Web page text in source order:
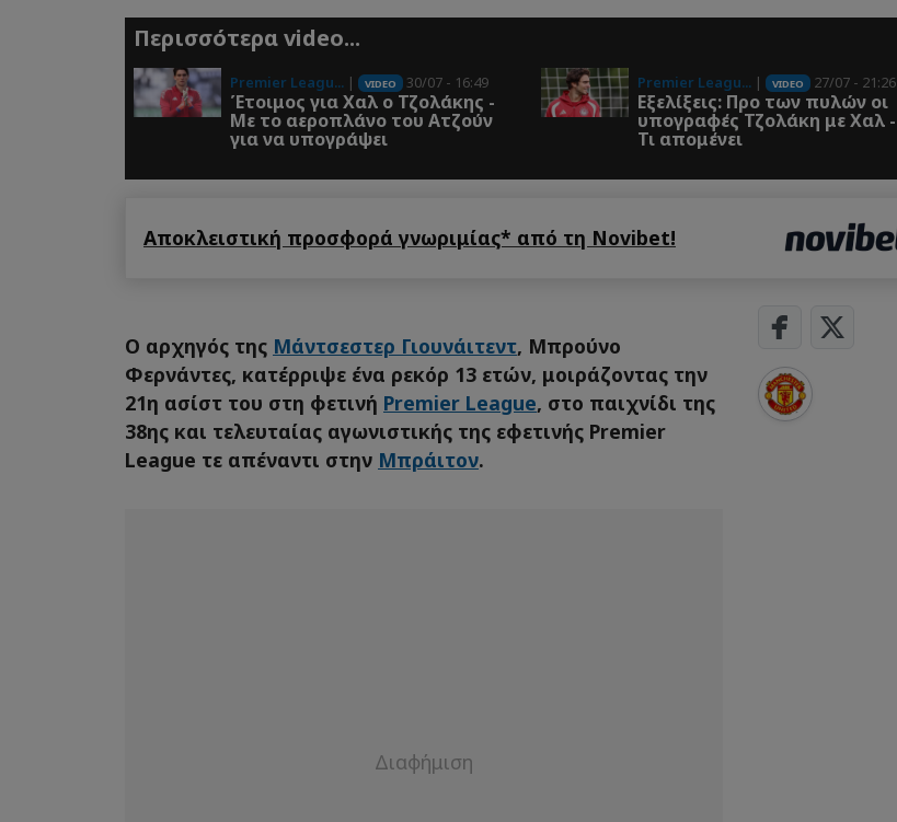
Περισσότερα video...
Premier Leagu... | VIDEO 30/07 - 16:49
Έτοιμος για Χαλ ο Τζολάκης -
Με το αεροπλάνο του Ατζούν
για να υπογράψει
Premier Leagu... | VIDEO 27/07 - 21:26
Εξελίξεις: Προ των πυλών οι
υπογραφές Τζολάκη με Χαλ -
Τι απομένει
Αποκλειστική προσφορά γνωριμίας* από τη Novibet!
Ο αρχηγός της Μάντσεστερ Γιουνάιτεντ, Μπρούνο
Φερνάντες, κατέρριψε ένα ρεκόρ 13 ετών, μοιράζοντας την
21η ασίστ του στη φετινή Premier League, στο παιχνίδι της
38ης και τελευταίας αγωνιστικής της εφετινής Premier
League τε απέναντι στην Μπράιτον.